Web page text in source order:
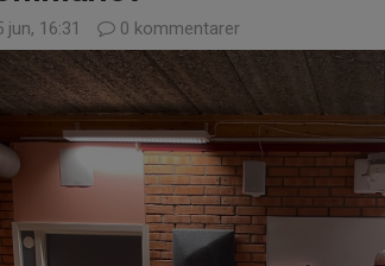
jun, 16:31 0 kommentarer